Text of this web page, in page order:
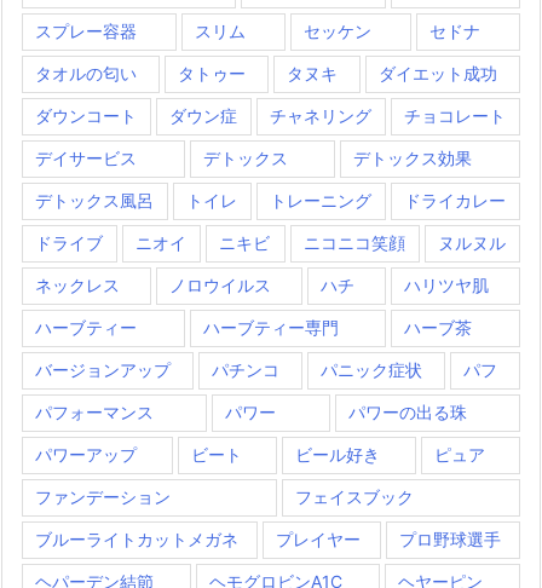
スプレー容器 スリム セッケン セドナ
タオルの匂い タトゥー タヌキ ダイエット成功
ダウンコート ダウン症 チャネリング チョコレート
デイサービス デトックス デトックス効果
デトックス風呂 トイレ トレーニング ドライカレー
ドライブ ニオイ ニキビ ニコニコ笑顔 ヌルヌル
ネックレス ノロウイルス ハチ ハリツヤ肌
ハーブティー ハーブティー専門 ハーブ茶
バージョンアップ パチンコ パニック症状 パフ
パフォーマンス パワー パワーの出る珠
パワーアップ ビート ビール好き ピュア
ファンデーション フェイスブック
ブルーライトカットメガネ プレイヤー プロ野球選手
ヘパーデン結節 ヘモグロビンA1C ヘヤーピン